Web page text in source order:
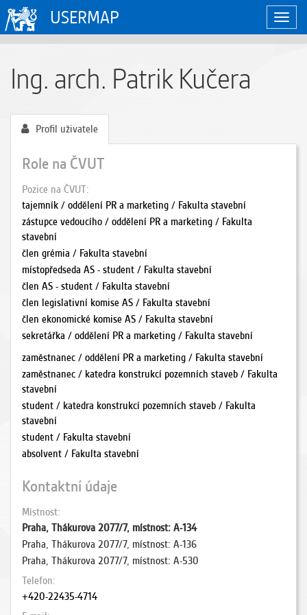
USERMAP
Ing. arch. Patrik Kučera
Profil uživatele
Role na ČVUT
Pozice na ČVUT
tajemník / oddělení PR a marketing / Fakulta stavební
zástupce vedoucího / oddělení PR a marketing / Fakulta
stavební
člen grémia / Fakulta stavební
místopředseda AS - student / Fakulta stavební
člen AS - student / Fakulta stavební
člen legislativní komise AS / Fakulta stavební
člen ekonomické komise AS / Fakulta stavební
sekretářka / oddělení PR a marketing / Fakulta stavební
zaměstnanec / oddělení PR a marketing / Fakulta stavební
zaměstnanec / katedra konstrukcí pozemních staveb / Fakulta
stavební
student / katedra konstrukcí pozemních staveb / Fakulta
stavební
student / Fakulta stavební
absolvent / Fakulta stavební
Kontaktní údaje
Místnost
Praha, Thákurova 2077/7, místnost: A-134
Praha, Thákurova 2077/7, místnost: A-136
Praha, Thákurova 2077/7, místnost: A-530
Telefon
+420-22435-4714